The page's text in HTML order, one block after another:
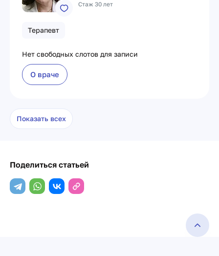
Стаж 30 лет
Терапевт
Нет свободных слотов для записи
О враче
Показать всех
Поделиться статьей